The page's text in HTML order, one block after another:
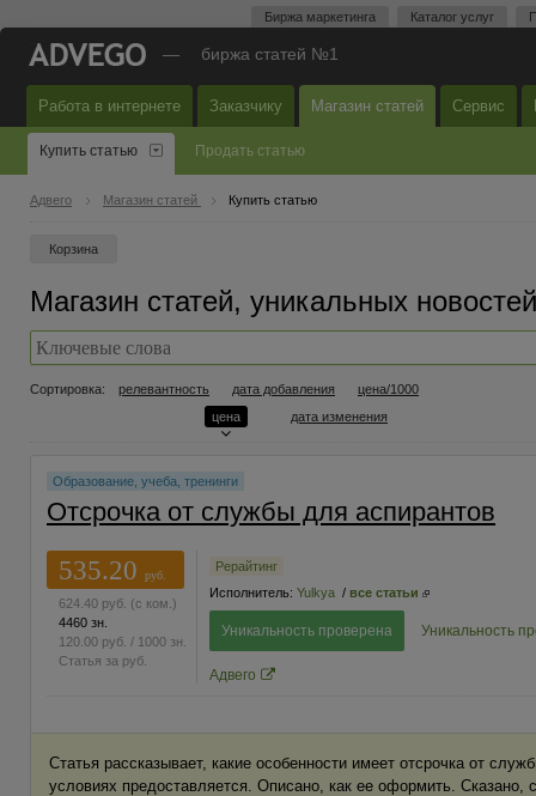
Биржа маркетинга Каталог услуг
— биржа статей №1
Работа в интернете Заказчику Магазин статей Сервис
Купить статью Продать статью
Адвего Магазин статей Купить статью
Корзина
Магазин статей, уникальных
Сортировка: релевантность
дата добавления
цена
цена/1000
дата изменения
Образование, учеба, тренинги
Отсрочка от службы для аспирантов
535.20
руб.
624.40 руб. (с ком.)
4460 зн.
120.00 руб. / 1000 зн.
Статья за руб.
Рерайтинг
Исполнитель: Yulkya / все статьи
Уникальность проверена Уникальность
Адвего
Статья рассказывает, какие особенности имеет отсрочка от
условиях предоставляется. Описано, как ее оформить. Сказано,